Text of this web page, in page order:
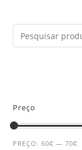
Preço
PREÇO:60€ —70€